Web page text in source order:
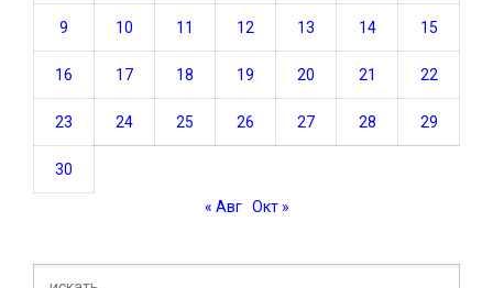
9 10 11 12 13 14 15
16 17 18 19 20 21 22
23 24 25 26 27 28 29
30
« Авг Окт »